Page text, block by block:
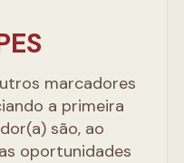
marcadores
a primeira
são, ao
oportunidades